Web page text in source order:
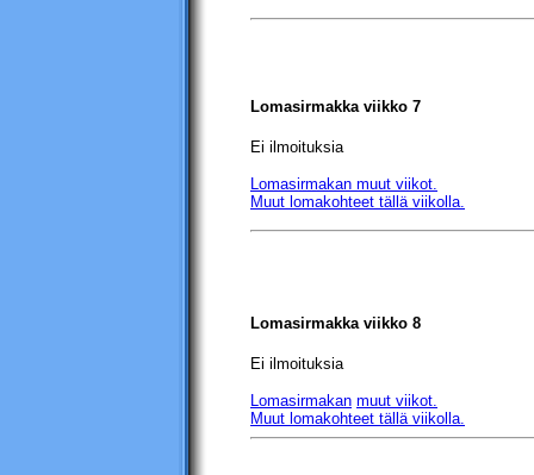
Lomasirmakkaviikko 7
Ei ilmoituksia
Lomasirmakan muut viikot.
Muut lomakohteet tällä viikolla.
Lomasirmakka viikko 8
Ei ilmoituksia
Lomasirmakan muut viikot.
Muut lomakohteet tällä viikolla.